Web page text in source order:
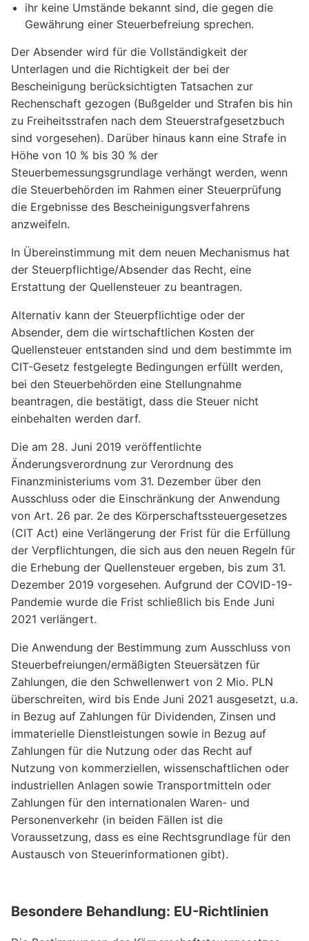
ihr keine Umstände bekannt sind, die gegen die
Gewährung einer Steuerbefreiung sprechen.
Der Absender wird für die Vollständigkeit der
Unterlagen und die Richtigkeit der bei der
Bescheinigung berücksichtigten Tatsachen zur
Rechenschaft gezogen (Bußgelder und Strafen bis hin
zu Freiheitsstrafen nach dem Steuerstrafgesetzbuch
sind vorgesehen). Darüber hinaus kann eine Strafe in
Höhe von 10 % bis 30 % der
Steuerbemessungsgrundlage verhängt werden, wenn
die Steuerbehörden im Rahmen einer Steuerprüfung
die Ergebnisse des Bescheinigungsverfahrens
anzweifeln.
In Übereinstimmung mit dem neuen Mechanismus hat
der Steuerpflichtige/Absender das Recht, eine
Erstattung der Quellensteuer zu beantragen.
Alternativ kann der Steuerpflichtige oder der
Absender, dem die wirtschaftlichen Kosten der
Quellensteuer entstanden sind und dem bestimmte im
CIT-Gesetz festgelegte Bedingungen erfüllt werden,
bei den Steuerbehörden eine Stellungnahme
beantragen, die bestätigt, dass die Steuer nicht
einbehalten werden darf.
Die am 28. Juni 2019 veröffentlichte
Änderungsverordnung zur Verordnung des
Finanzministeriums vom 31. Dezember über den
Ausschluss oder die Einschränkung der Anwendung
von Art. 26 par. 2e des Körperschaftssteuergesetzes
(CIT Act) eine Verlängerung der Frist für die Erfüllung
der Verpflichtungen, die sich aus den neuen Regeln für
die Erhebung der Quellensteuer ergeben, bis zum 31.
Dezember 2019 vorgesehen. Aufgrund der COVID-19-
Pandemie wurde die Frist schließlich bis Ende Juni
2021 verlängert.
Die Anwendung der Bestimmung zum Ausschluss von
Steuerbefreiungen/ermäßigten Steuersätzen für
Zahlungen, die den Schwellenwert von 2 Mio. PLN
überschreiten, wird bis Ende Juni 2021 ausgesetzt, u.a.
in Bezug auf Zahlungen für Dividenden, Zinsen und
immaterielle Dienstleistungen sowie in Bezug auf
Zahlungen für die Nutzung oder das Recht auf
Nutzung von kommerziellen, wissenschaftlichen oder
industriellen Anlagen sowie Transportmitteln oder
Zahlungen für den internationalen Waren- und
Personenverkehr (in beiden Fällen ist die
Voraussetzung, dass es eine Rechtsgrundlage für den
Austausch von Steuerinformationen gibt).
Besondere Behandlung: EU-Richtlinien